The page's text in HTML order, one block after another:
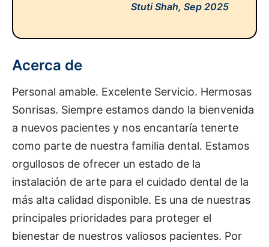
Stuti Shah, Sep 2025
Acerca de
Personal amable. Excelente Servicio. Hermosas
Sonrisas. Siempre estamos dando la bienvenida
a nuevos pacientes y nos encantaría tenerte
como parte de nuestra familia dental. Estamos
orgullosos de ofrecer un estado de la
instalación de arte para el cuidado dental de la
más alta calidad disponible. Es una de nuestras
principales prioridades para proteger el
bienestar de nuestros valiosos pacientes. Por